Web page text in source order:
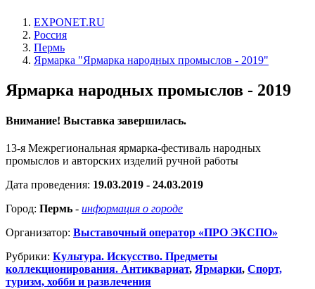
EXPONET.RU
Россия
Пермь
Ярмарка "Ярмарка народных промыслов - 2019"
Ярмарка народных промыслов - 2019
Внимание! Выставка завершилась.
13-я Межрегиональная ярмарка-фестиваль народных
промыслов и авторских изделий ручной работы
Дата проведения: 19.03.2019 - 24.03.2019
Город: Пермь - информация о городе
Организатор: Выставочный оператор «ПРО ЭКСПО»
Рубрики: Культура. Искусство. Предметы
коллекционирования. Антиквариат, Ярмарки, Спорт,
туризм, хобби и развлечения